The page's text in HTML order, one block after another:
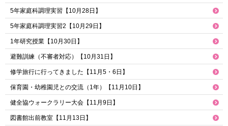
5年家庭科調理実習【10月28日】
5年家庭科調理実習2【10月29日】
1年研究授業【10月30日】
避難訓練（不審者対応）【10月31日】
修学旅行に行ってきました【11月5・6日】
保育園・幼稚園児との交流（1年）【11月10日】
健全協ウォークラリー大会【11月9日】
図書館出前教室【11月13日】